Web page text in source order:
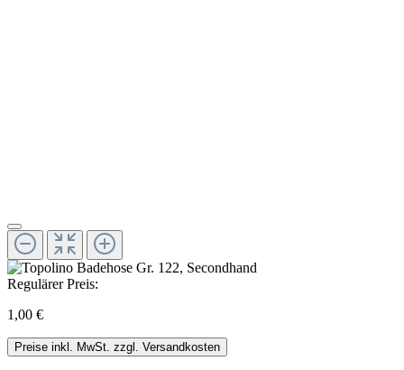
Regulärer Preis:
1,00 €
Preise inkl. MwSt. zzgl. Versandkosten